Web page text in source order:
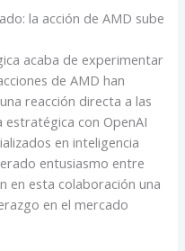
la acción de AMD sube
acaba de experimentar
de AMD han
reacción directa a las
estratégica con OpenAI
en inteligencia
entusiasmo entre
en esta colaboración una
en el mercado